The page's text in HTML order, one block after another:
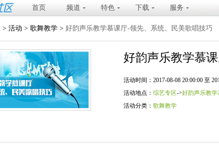
首页 频道 特色 下载 服务
> 活动 > 歌舞教学 > 好韵声乐教学慕课厅-领先、系统、民美歌唱技巧
好韵声乐教学慕
活动时间：2017-08-08 20:00:00 至
活动地点： 综艺专区->好韵声乐教学
活动分类： 歌舞教学